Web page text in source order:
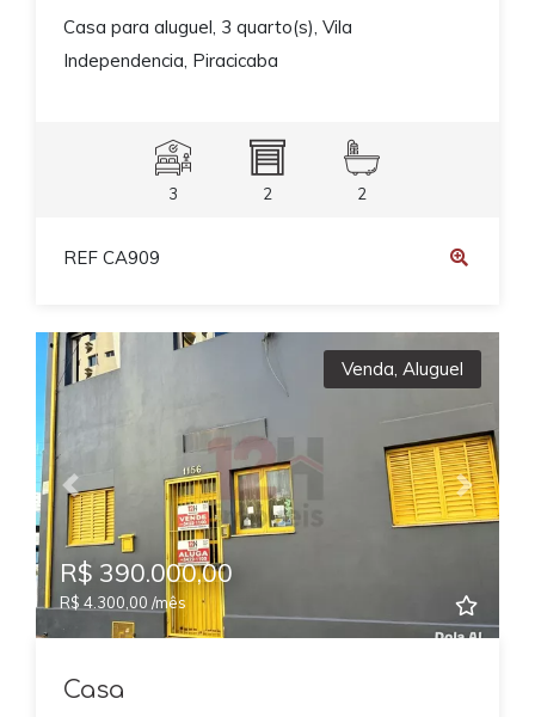
Casa para aluguel, 3 quarto(s), Vila
Independencia, Piracicaba
3 2 2
REF CA909
Previous Next
Venda, Aluguel
R$ 390.000,00
R$ 4.300,00 /mês
Casa